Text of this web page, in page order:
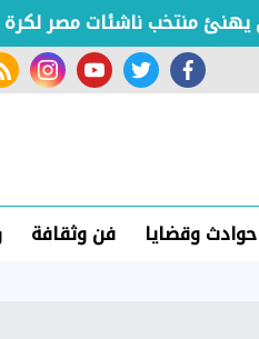
ناشئات مصر لكرة اليد
facebook
twitter
youtube
حوادث وقضايا فن وثقافة